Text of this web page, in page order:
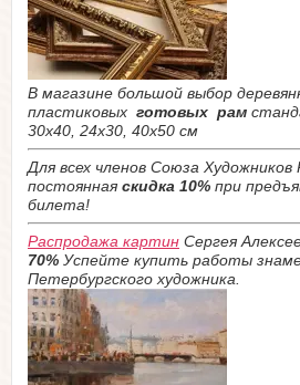
В магазине большой выбор
пластиковых готовых рам
30х40, 24х30, 40х50 см
Для всех членов Союза
постоянная скидка 10% при
билета!
Распродажа картин Сергея
70% Успейте купить работы
Петербургского художника.